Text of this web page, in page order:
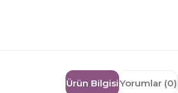
Ürün BilgisiYorumlar (0)